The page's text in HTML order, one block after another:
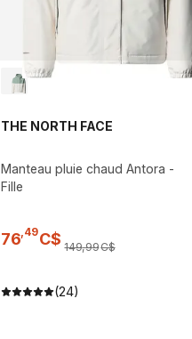
THE NORTH FACE
Manteau pluie chaud Antora -
Fille
76 49C$ 149,99C$
(24)